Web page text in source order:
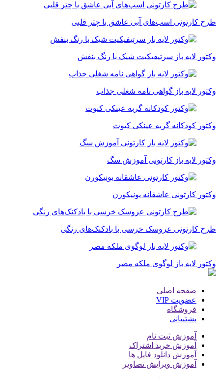
طرح کارتونی اسب‌های آبی عاشق با چتر قلبی
وکتور لایه باز سرتیفیکیت شیک با رنگ بنفش
وکتور لایه باز گواهی نامه شغلی جذاب
وکتور کودکانه گربه عینکی کیوت
وکتور لایه باز کارتونی آموزش سگ
وکتور کارتونی عاشقانه یونیکورن
طرح کارتونی عروسک خرسی با بادکنک‌های رنگی
وکتور لایه باز لوگوی ملکه مصر
صفحه اصلی
عضویت VIP
فروشگاه
پشتیبانی
آموزش ثبت نام
آموزش خرید اشتراک
آموزش دانلود فایل ها
آموزش ویرایش تصاویر